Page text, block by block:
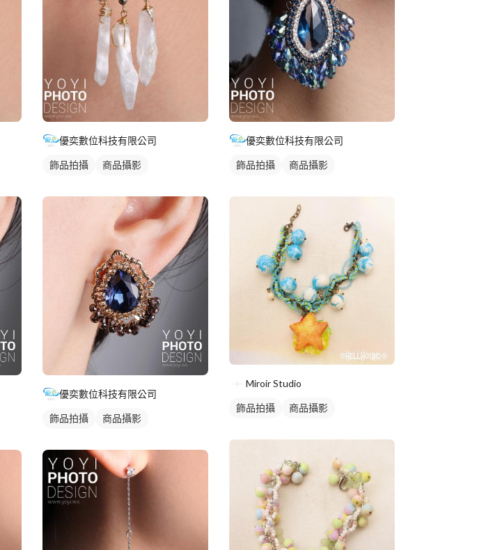
優奕數位科技有限公司
飾品拍攝 商品攝影
優奕數位科技有限公司
飾品拍攝 商品攝影
優奕數位科技有限公司
飾品拍攝 商品攝影
Miroir Studio
飾品拍攝 商品攝影